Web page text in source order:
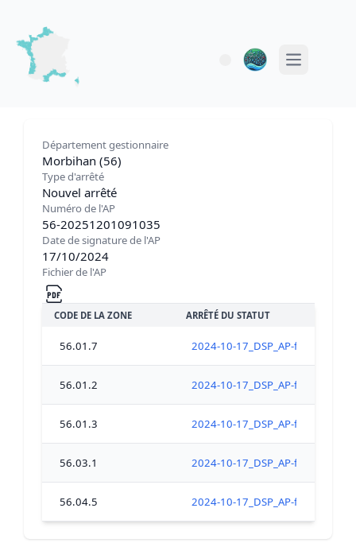
Open main
Département gestionnaire
Morbihan (56)
Type d'arrêté
Nouvel arrêté
Numéro de l'AP
56-20251201091035
Date de signature de l'AP
17/10/2024
Fichier de l'AP
CODE DE LA ZONE ARRÊTÉ DU STATUT
56.01.7 2024-10-17_DSP_AP-
56.01.2 2024-10-17_DSP_AP-
56.01.3 2024-10-17_DSP_AP-
56.03.1 2024-10-17_DSP_AP-
56.04.5 2024-10-17_DSP_AP-